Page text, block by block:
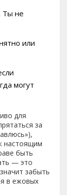
Ты не
или
могут
для
за
настоящим
быть
— это
забыть
в ежовых